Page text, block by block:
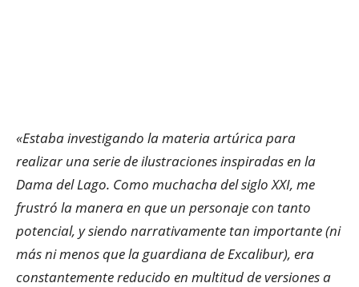
«Estaba investigando la materia artúrica para
realizar una serie de ilustraciones inspiradas en la
Dama del Lago. Como muchacha del siglo XXI, me
frustró la manera en que un personaje con tanto
potencial, y siendo narrativamente tan importante (ni
más ni menos que la guardiana de Excalibur), era
constantemente reducido en multitud de versiones a